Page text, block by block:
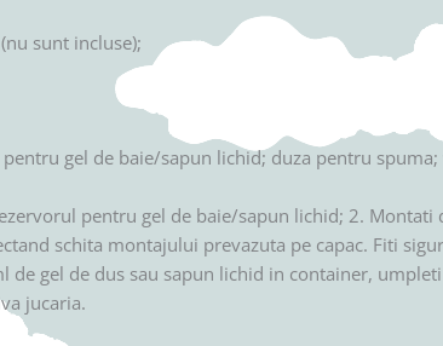
sunt incluse);
gel de baie/sapun lichid; duza pentru spuma;
pentru gel de baie/sapun lichid; 2.
schita montajului prevazuta pe capac. Fiti
de gel de dus sau sapun lichid in container,
jucaria.